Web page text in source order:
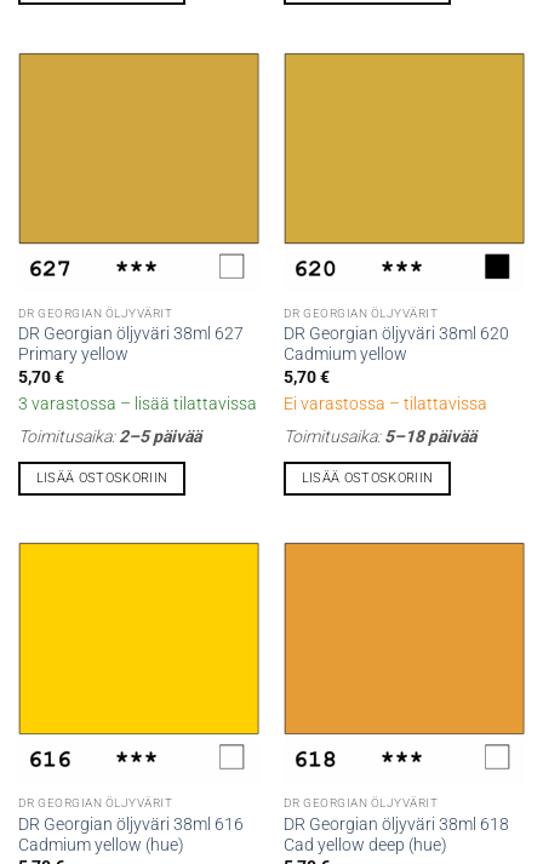
DR GEORGIAN ÖLJYVÄRIT
DR Georgian öljyväri 38ml 627
Primary yellow
5,70€
3 varastossa – lisää tilattavissa
Toimitusaika:2–5 päivää
LISÄÄ OSTOSKORIIN
DR GEORGIAN ÖLJYVÄRIT
DR Georgian öljyväri 38ml 620
Cadmium yellow
5,70€
Ei varastossa – tilattavissa
Toimitusaika:5–18 päivää
LISÄÄ OSTOSKORIIN
DR GEORGIAN ÖLJYVÄRIT
DR Georgian öljyväri 38ml 616
Cadmium yellow (hue)
DR GEORGIAN ÖLJYVÄRIT
DR Georgian öljyväri 38ml 618
Cad yellow deep (hue)